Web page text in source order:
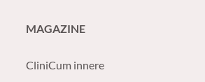
MAGAZINE
CliniCum innere